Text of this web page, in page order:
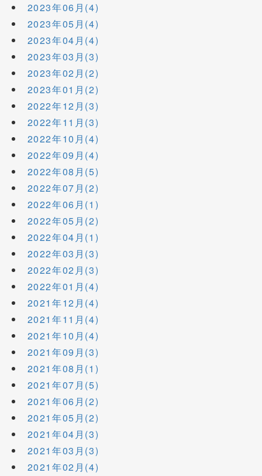
2023年06月(4)
2023年05月(4)
2023年04月(4)
2023年03月(3)
2023年02月(2)
2023年01月(2)
2022年12月(3)
2022年11月(3)
2022年10月(4)
2022年09月(4)
2022年08月(5)
2022年07月(2)
2022年06月(1)
2022年05月(2)
2022年04月(1)
2022年03月(3)
2022年02月(3)
2022年01月(4)
2021年12月(4)
2021年11月(4)
2021年10月(4)
2021年09月(3)
2021年08月(1)
2021年07月(5)
2021年06月(2)
2021年05月(2)
2021年04月(3)
2021年03月(3)
2021年02月(4)